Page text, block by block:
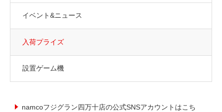
イベント&ニュース
入荷プライズ
設置ゲーム機
namcoフジグラン四万十店の公式SNSアカウントはこち